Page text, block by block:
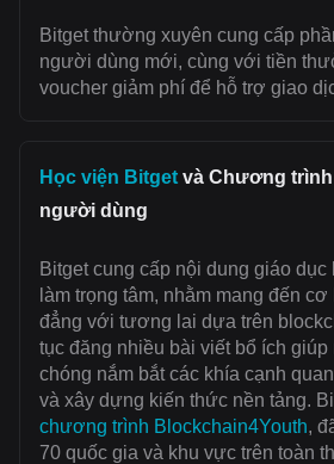
Bitget thường xuyên cung cấp
người dùng mới, cùng với tiền
voucher giảm phí để hỗ trợ giao
Học viện Bitget và Chương
người dùng
Bitget cung cấp nội dung giáo
làm trọng tâm, nhằm mang đến
đẳng với tương lai dựa trên
tục đăng nhiều bài viết bổ ích
chóng nắm bắt các khía cạnh
và xây dựng kiến thức nền tảng.
chương trình Blockchain4Youth,
70 quốc gia và khu vực trên toàn